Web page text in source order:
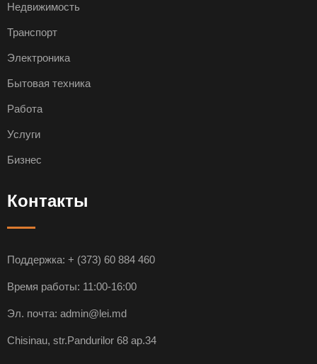
Недвижимость
Транспорт
Электроника
Бытовая техника
Работа
Услуги
Бизнес
Контакты
Поддержка: + (373) 60 884 460
Время работы: 11:00-16:00
Эл. почта: admin@lei.md
Chisinau, str.Pandurilor 68 ap.34